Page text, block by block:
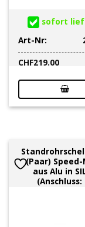
sofort
Art-Nr:
CHF219.00
(Paar)
aus Alu in
(Anschluss: